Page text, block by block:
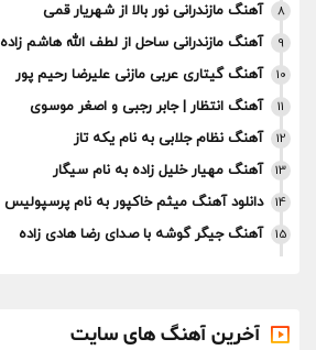
8 آهنگ مازندرانی نور بالا از شهریار قمی
9 آهنگ مازندرانی ساحل از لطف الله هاشم زاده
10 آهنگ گیتاری عربی مازنی علیرضا رحیم پور
11 آهنگ انتظار | جابر رجبی و اصغر موسوی
12 آهنگ نظام جلابی به نام یکه تاز
13 آهنگ مهیار خلیل زاده به نام سیگار
14 دانلود آهنگ میثم خاکپور به نام پرسپولیس
15 آهنگ جیگر گوشه با صدای رضا هادی زاده
آخرین آهنگ های سایت